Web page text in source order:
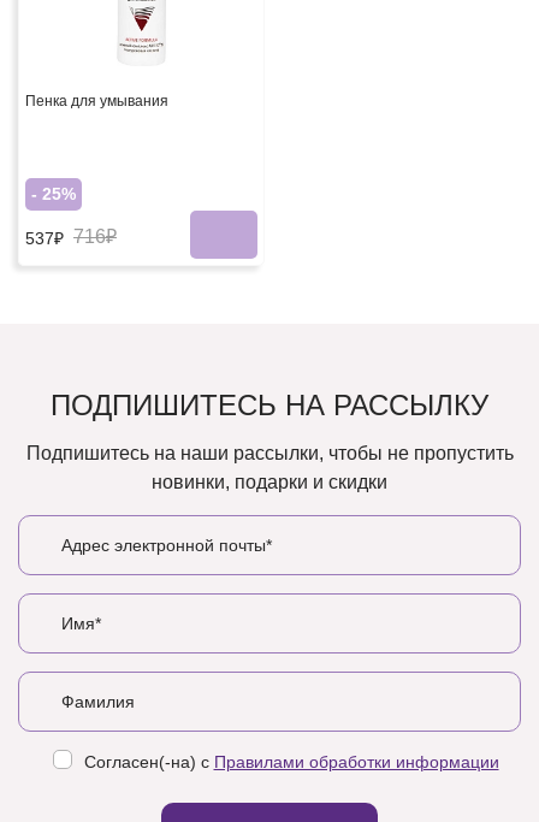
Пенка для умывания
- 25%
537₽ 716₽
ПОДПИШИТЕСЬ НА РАССЫЛКУ
Подпишитесь на наши рассылки, чтобы не пропустить
новинки, подарки и скидки
Согласен(-на) с Правилами обработки информации